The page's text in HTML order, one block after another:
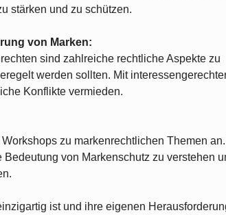
stärken und zu schützen.
von Marken:
sind zahlreiche rechtliche Aspekte zu
werden sollten. Mit
Konflikte vermieden.
zu markenrechtlichen Themen
Bedeutung von Markenschutz zu verstehen
ist und ihre eigenen